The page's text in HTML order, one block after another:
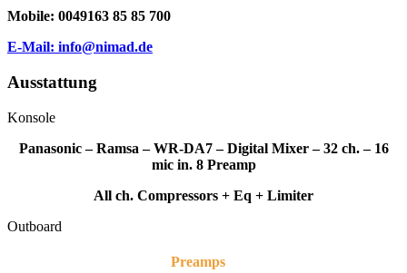
Mobile: 0049163 85 85 700
E-Mail: info@nimad.de
Ausstattung
Konsole
Panasonic – Ramsa – WR-DA7 – Digital Mixer – 32 ch. – 16
mic in. 8 Preamp
All ch. Compressors + Eq + Limiter
Outboard
Preamps